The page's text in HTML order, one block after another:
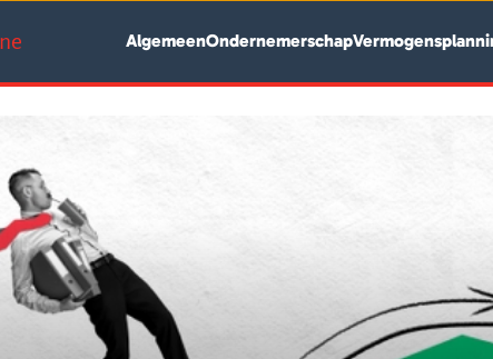
AlgemeenOndernemerschap